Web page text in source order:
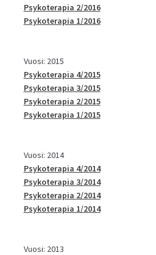
Psykoterapia 2/2016
Psykoterapia 1/2016
Vuosi: 2015
Psykoterapia 4/2015
Psykoterapia 3/2015
Psykoterapia 2/2015
Psykoterapia 1/2015
Vuosi: 2014
Psykoterapia 4/2014
Psykoterapia 3/2014
Psykoterapia 2/2014
Psykoterapia 1/2014
Vuosi: 2013